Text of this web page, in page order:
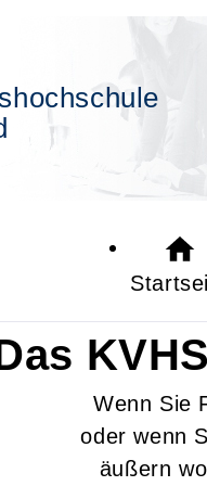
Wenn Sie
oder wenn
äußern